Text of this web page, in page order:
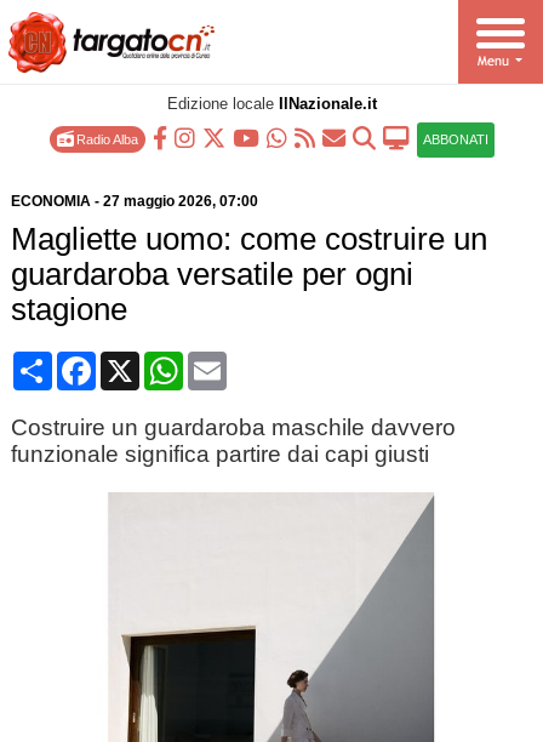
Edizione locale IlNazionale.it
Radio Alba ABBONATI
ECONOMIA- 27 maggio 2026, 07:00
Magliette uomo: come costruire un
guardaroba versatile per ogni
stagione
CondividiFacebook
X WhatsApp
Email
Costruire un guardaroba maschile davvero
funzionale significa partire dai capi giusti